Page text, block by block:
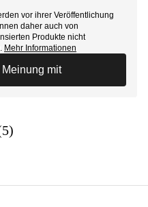
vor ihrer Veröffentlichung
daher auch von
Produkte nicht
Mehr Informationen
mit